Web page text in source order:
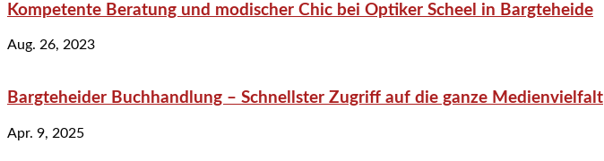
Kompetente Beratung und modischer Chic bei Optiker Scheel in Bargteheide
Aug. 26, 2023
Bargteheider Buchhandlung – Schnellster Zugriff auf die ganze Medienvielfalt
Apr. 9, 2025